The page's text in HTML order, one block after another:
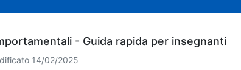
- Guida rapida per insegnanti
14/02/2025